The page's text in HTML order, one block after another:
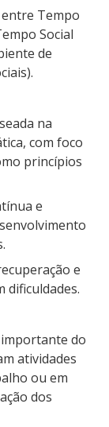
Tempo
Social
de
na
com foco
princípios
e
e
dificuldades.
do
atividades
ou em
dos